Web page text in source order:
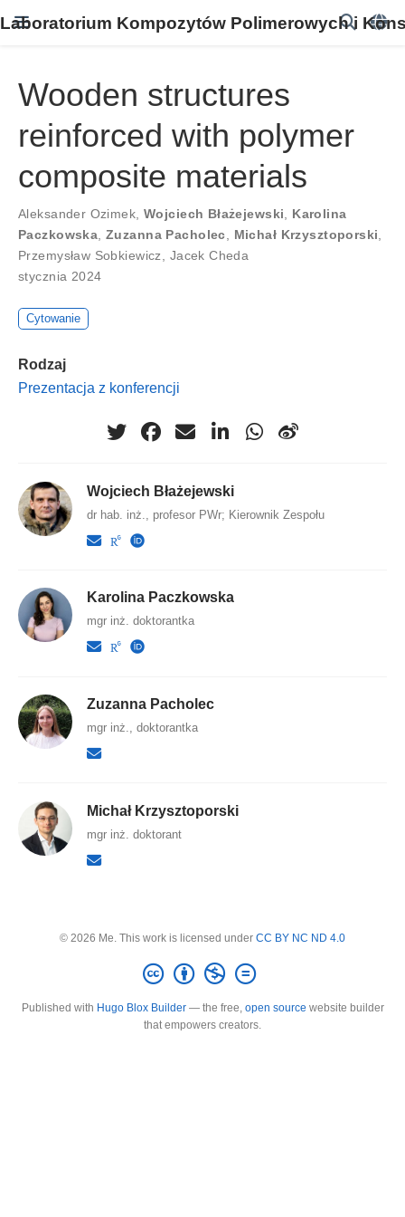
Laboratorium Kompozytów Polimerowych i
Wooden structures
reinforced with polymer
composite materials
Aleksander Ozimek, Wojciech Błażejewski, Karolina
Paczkowska,Zuzanna Pacholec, Michał Krzysztoporski,
Przemysław Sobkiewicz, Jacek Cheda
stycznia 2024
Cytowanie
Rodzaj
Prezentacja z konferencji
Wojciech Błażejewski
dr hab. inż., profesor PWr; Kierownik Zespołu
Karolina Paczkowska
mgr inż. doktorantka
Zuzanna Pacholec
mgr inż., doktorantka
Michał Krzysztoporski
mgr inż. doktorant
© 2026 Me. This work is licensed under CC BY NC ND 4.0
Published with Hugo Blox Builder— the free, open source website builder
that empowers creators.